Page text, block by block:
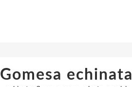
Gomesa echinata